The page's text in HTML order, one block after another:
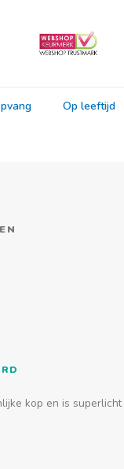
Op leeftijd
kop en is